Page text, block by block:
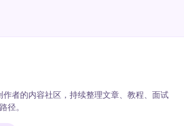
作者的内容社区，持续整理文章、教程、面试
径。